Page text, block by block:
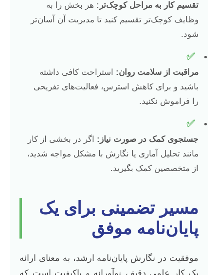
تقسیم کار به مراحل کوچک‌تر: هر بخش را به
وظایف کوچک‌تر تقسیم کنید تا مدیریت آن آسان‌تر
شود.
✅
مراقبت از سلامت روان: استراحت کافی داشته
باشید و برای کاهش استرس، فعالیت‌های تفریحی
را فراموش نکنید.
✅
جستجوی کمک در صورت نیاز: اگر در بخشی از کار
مانند تحلیل آماری یا نگارش با مشکل مواجه شدید،
از متخصصین کمک بگیرید.
مسیر تضمینی برای یک
پایان‌نامه موفق
موفقیت در نگارش پایان‌نامه ارشد، به معنای ارائه